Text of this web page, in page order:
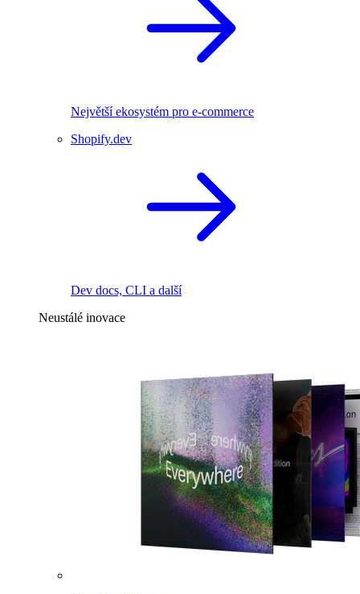
Největší ekosystém pro e-commerce
Shopify.dev
Dev docs, CLI a další
Neustálé inovace